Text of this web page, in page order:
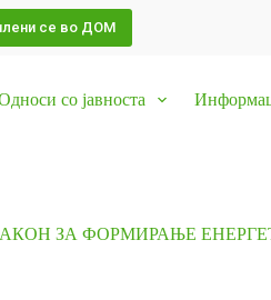
се во ДОМ
со јавноста
ЗА ФОРМИРАЊЕ